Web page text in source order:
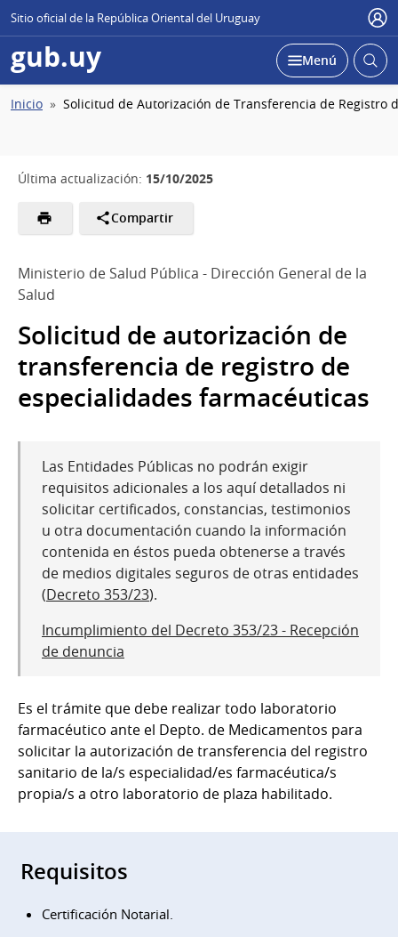
Sitio oficial de la República Oriental del Uruguay
gub.uy Desplegar
Menú Abrir
Ruta
Inicio Solicitud de Autorización de Transferencia de Registro
Última actualización: 15/10/2025
Compartir
Ministerio de Salud Pública - Dirección General de la
Salud
Solicitud de autorización de
transferencia de registro de
especialidades farmacéuticas
Las Entidades Públicas no podrán exigir
requisitos adicionales a los aquí detallados ni
solicitar certificados, constancias, testimonios
u otra documentación cuando la información
contenida en éstos pueda obtenerse a través
de medios digitales seguros de otras entidades
(Decreto 353/23).
Incumplimiento del Decreto 353/23 - Recepción
de denuncia
Es el trámite que debe realizar todo laboratorio
farmacéutico ante el Depto. de Medicamentos para
solicitar la autorización de transferencia del registro
sanitario de la/s especialidad/es farmacéutica/s
propia/s a otro laboratorio de plaza habilitado.
Requisitos
Certificación Notarial.